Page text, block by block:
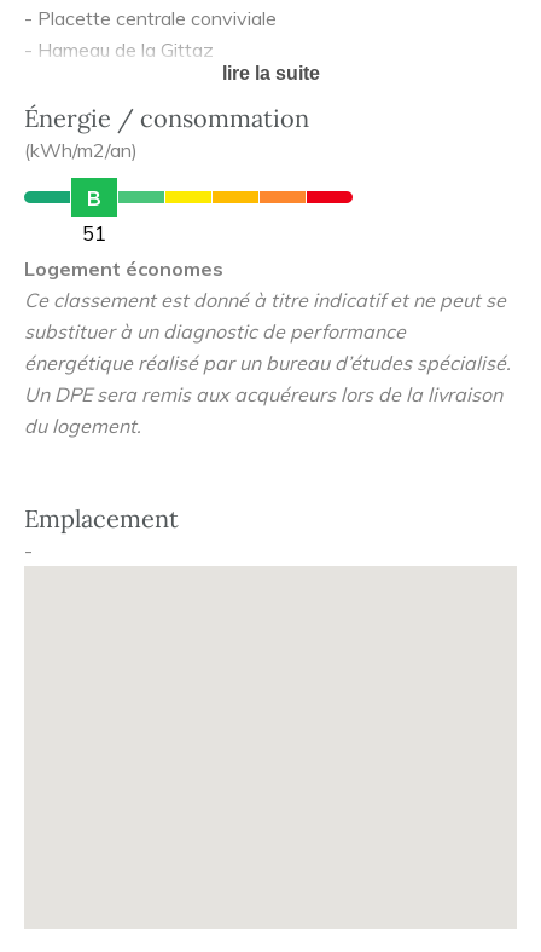
- Placette centrale conviviale
- Hameau de la Gittaz
- Méribel Village à 3 mn en voiture (avec commerces,
restauration et départ télésiège du Golf pour rejoindre
l'Altiport et ses pistes)
- Méribel Station à 5 mn en voiture (avec toutes les
commodités du centre-station + départ des pistes de la
Chaudanne)
- Télécabine de l'Olympe à 1 mn en voiture (en face du
hameau de la Gittaz) pour rejoindre le départ des pistes
de la Chaudanne
- Spa, douche sensorielle + piscine pour les deux plus
grands chalets
lire la suite
Énergie / consommation
(kWh/m2/an)
B
51
Logement économes
Ce classement est donné à titre indicatif et ne peut se
substituer à un diagnostic de performance
énergétique réalisé par un bureau d’études spécialisé.
Un DPE sera remis aux acquéreurs lors de la livraison
du logement.
Emplacement
-